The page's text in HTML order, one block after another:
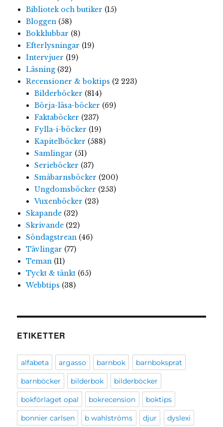
Bibliotek och butiker (15)
Bloggen(58)
Bokklubbar (8)
Efterlysningar (19)
Intervjuer (19)
Läsning(32)
Recensioner & boktips (2 223)
Bilderböcker (814)
Börja-läsa-böcker (69)
Faktaböcker (237)
Fylla-i-böcker (19)
Kapitelböcker (588)
Samlingar (51)
Serieböcker (37)
Småbarnsböcker (200)
Ungdomsböcker (253)
Vuxenböcker (23)
Skapande(32)
Skrivande(22)
Söndagstrean(46)
Tävlingar (77)
Teman(11)
Tyckt & tänkt(65)
Webbtips (38)
ETIKETTER
alfabeta argasso barnbok barnboksprat
barnböcker bilderbok bilderböcker
bokförlaget opal bokrecension boktips
bonnier carlsen b wahlströms djur dyslexi